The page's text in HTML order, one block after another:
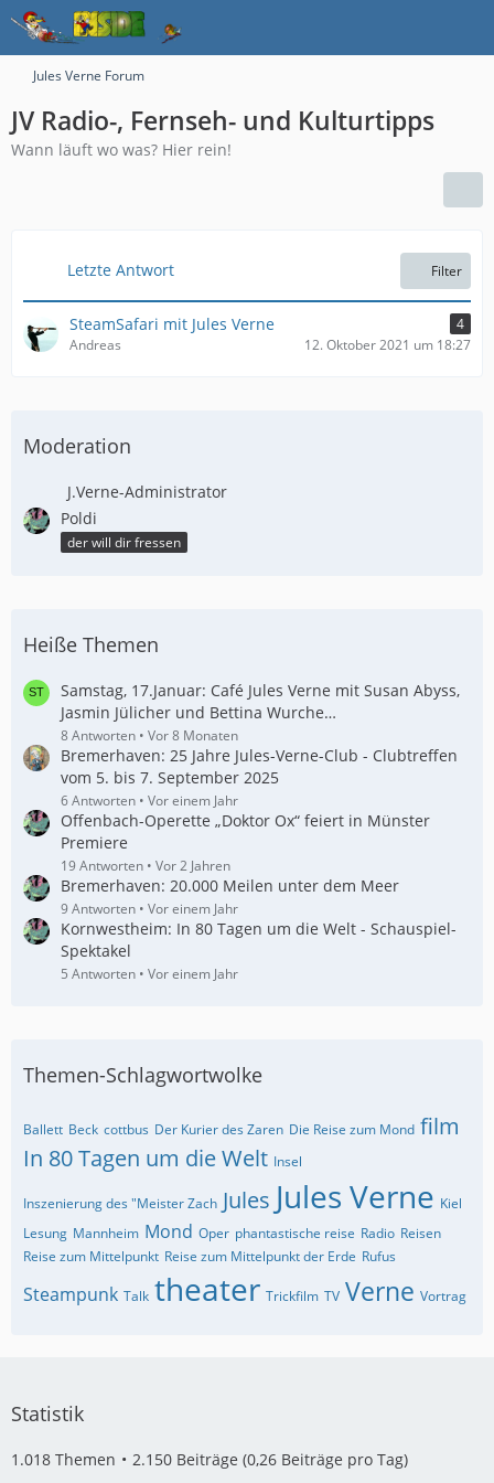
Jules Verne Forum
JV Radio-, Fernseh- und Kulturtipps
Wann läuft wo was? Hier rein!
Letzte Antwort Filter
SteamSafari mit Jules Verne
4
Andreas
12. Oktober 2021 um 18:27
Moderation
J.Verne-Administrator
Poldi
der will dir fressen
Heiße Themen
Samstag, 17.Januar: Café Jules Verne mit Susan Abyss,
Jasmin Jülicher und Bettina Wurche…
8 Antworten Vor 8 Monaten
Bremerhaven: 25 Jahre Jules-Verne-Club - Clubtreffen
vom 5. bis 7. September 2025
6 Antworten Vor einem Jahr
Offenbach-Operette „Doktor Ox“ feiert in Münster
Premiere
19 Antworten Vor 2 Jahren
Bremerhaven: 20.000 Meilen unter dem Meer
9 Antworten Vor einem Jahr
Kornwestheim: In 80 Tagen um die Welt - Schauspiel-
Spektakel
5 Antworten Vor einem Jahr
Themen-Schlagwortwolke
Ballett Beck cottbus Der Kurier des Zaren Die Reise zum Mond film
In 80 Tagen um die Welt Insel
Inszenierung des "Meister Zach Jules Jules Verne Kiel
Lesung Mannheim Mond Oper phantastische reise Radio Reisen
Reise zum Mittelpunkt Reise zum Mittelpunkt der Erde Rufus
Steampunk Talk theater Trickfilm TV Verne Vortrag
Statistik
1.018 Themen 2.150 Beiträge (0,26 Beiträge pro Tag)